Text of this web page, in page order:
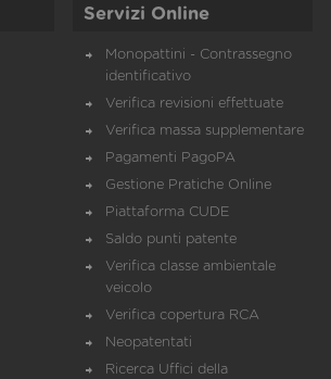
Servizi Online
Monopattini - Contrassegno
identificativo
Verifica revisioni effettuate
Verifica massa supplementare
Pagamenti PagoPA
Gestione Pratiche Online
Piattaforma CUDE
Saldo punti patente
Verifica classe ambientale
veicolo
Verifica copertura RCA
Neopatentati
Ricerca Uffici della